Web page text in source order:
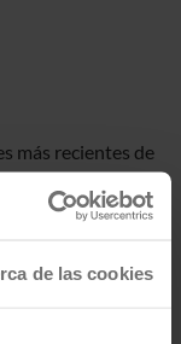
de las cookies
más recientes de